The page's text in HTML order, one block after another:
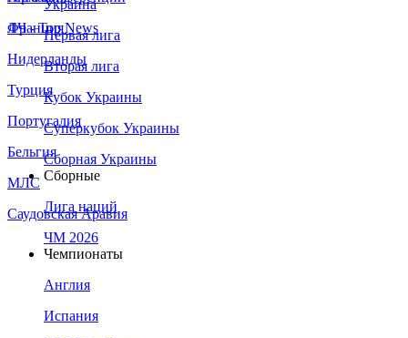
Франция
Нидерланды
Турция
Португалия
Бельгия
МЛС
Саудовская Аравия
ЛЧ - Top News
Украина
Первая лига
Вторая лига
Кубок Украины
Суперкубок Украины
Сборная Украины
Сборные
Лига наций
ЧМ 2026
Чемпионаты
Англия
Испания